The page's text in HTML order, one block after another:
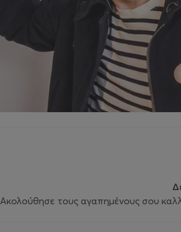
Ακολούθησε τους αγαπημένους σου